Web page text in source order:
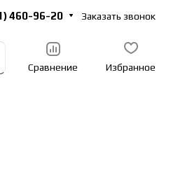
460-96-20 Заказать звонок
Сравнение
Избранное